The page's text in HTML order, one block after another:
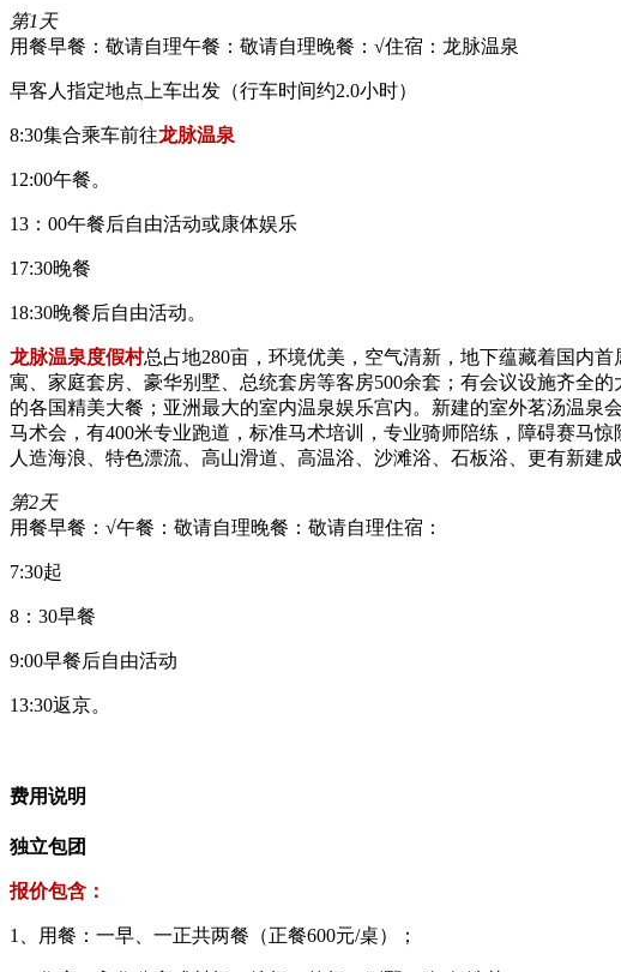
第1天
用餐早餐：敬请自理午餐：敬请自理晚餐：√住宿：龙脉温泉
早客人指定地点上车出发（行车时间约2.0小时）
8:30集合乘车前往龙脉温泉
12:00午餐。
13：00午餐后自由活动或康体娱乐
17:30晚餐
18:30晚餐后自由活动。
龙脉温泉度假村总占地280亩，环境优美，空气清新，地下蕴藏着国内
寓、家庭套房、豪华别墅、总统套房等客房500余套；有会议设施齐全
的各国精美大餐；亚洲最大的室内温泉娱乐宫内。新建的室外茗汤温
马术会，有400米专业跑道，标准马术培训，专业骑师陪练，障碍赛马
人造海浪、特色漂流、高山滑道、高温浴、沙滩浴、石板浴、更有新建
第2天
用餐早餐：√午餐：敬请自理晚餐：敬请自理住宿：
7:30起
8：30早餐
9:00早餐后自由活动
13:30返京。
费用说明
独立包团
报价包含：
1、用餐：一早、一正共两餐（正餐600元/桌）；